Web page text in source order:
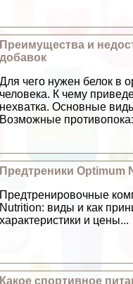
Преимущества и
добавок
Для чего нужен белок в
человека. К чему
нехватка. Основные
Возможные
Предтреники Optimum
Предтренировочные
Nutrition: виды и как
хаpaктеристики и цены...
Какое спортивное